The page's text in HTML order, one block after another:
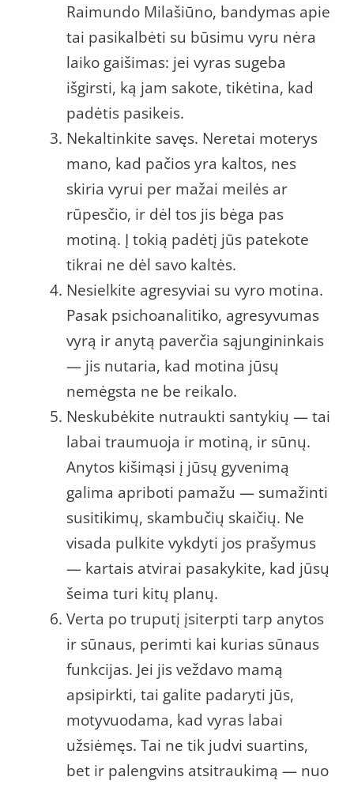
Raimundo Milašiūno, bandymas apie
tai pasikalbėti su būsimu vyru nėra
laiko gaišimas: jei vyras sugeba
išgirsti, ką jam sakote, tikėtina, kad
padėtis pasikeis.
Nekaltinkite savęs. Neretai moterys
mano, kad pačios yra kaltos, nes
skiria vyrui per mažai meilės ar
rūpesčio, ir dėl tos jis bėga pas
motiną. Į tokią padėtį jūs patekote
tikrai ne dėl savo kaltės.
Nesielkite agresyviai su vyro motina.
Pasak psichoanalitiko, agresyvumas
vyrą ir anytą paverčia sąjungininkais
— jis nutaria, kad motina jūsų
nemėgsta ne be reikalo.
Neskubėkite nutraukti santykių — tai
labai traumuoja ir motiną, ir sūnų.
Anytos kišimąsi į jūsų gyvenimą
galima apriboti pamažu — sumažinti
susitikimų, skambučių skaičių. Ne
visada pulkite vykdyti jos prašymus
— kartais atvirai pasakykite, kad jūsų
šeima turi kitų planų.
Verta po truputį įsiterpti tarp anytos
ir sūnaus, perimti kai kurias sūnaus
funkcijas. Jei jis veždavo mamą
apsipirkti, tai galite padaryti jūs,
motyvuodama, kad vyras labai
užsiėmęs. Tai ne tik judvi suartins,
bet ir palengvins atsitraukimą — nuo